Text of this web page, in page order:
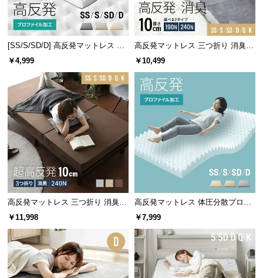
[SS/S/SD/D] 高反発マットレス 体
圧分散プロファイル加工 厚さ10cm
￥4,999
高反発マットレス 三つ折り 消臭
スタンダード 厚さ10cm [SS/S/SD/
￥10,499
高反発マットレス 三つ折り 消臭
高密度ハード 厚さ10cm SS/S/SD/
￥11,998
高反発マットレス 体圧分散プロフ
ァイル加工 厚さ10cm SS/S/SD/D
￥7,999